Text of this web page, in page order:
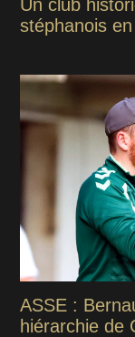
Un club
stéphanois
ASSE :
hiérarchie de